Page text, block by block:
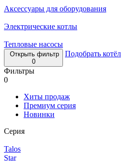
Аксессуары для оборудования
Электрические котлы
Тепловые насосы
Открыть фильтр
0
Подобрать котёл
Фильтры
0
Хиты продаж
Премиум серия
Новинки
Серия
Talos
Star